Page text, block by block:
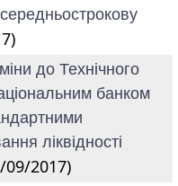
до Технічного
банком
ліквідності
09/2017)